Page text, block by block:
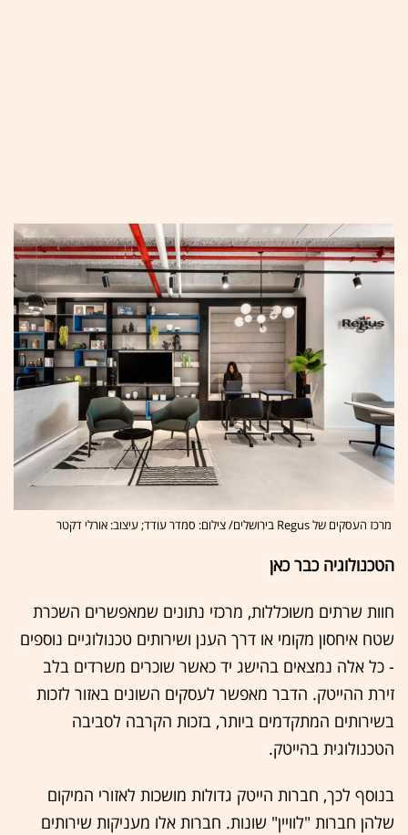
מרכז העסקים של Regus בירושלים/ צילום: סמדר עודד; עיצוב: אורלי דקטר
הטכנולוגיה כבר כאן
חוות שרתים משוכללות, מרכזי נתונים שמאפשרים השכרת
שטח איחסון מקומי או דרך הענן ושירותים טכנולוגיים נוספים
- כל אלה נמצאים בהישג יד כאשר שוכרים משרדים בלב
זירת ההייטק. הדבר מאפשר לעסקים השונים באזור לזכות
בשירותים המתקדמים ביותר, בזכות הקרבה לסביבה
הטכנולוגית בהייטק.
בנוסף לכך, חברות הייטק גדולות מושכות לאזורי המיקום
שלהן חברות "לוויין" שונות. חברות אלו מעניקות שירותים